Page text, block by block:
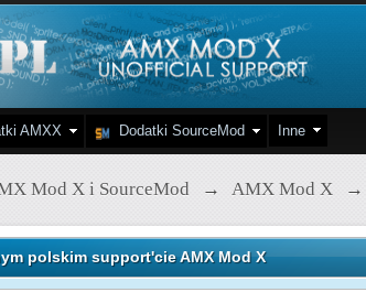
AMXX Dodatki SourceMod Inne
Mod X i SourceMod → AMX Mod X →
polskim support'cie AMX Mod X